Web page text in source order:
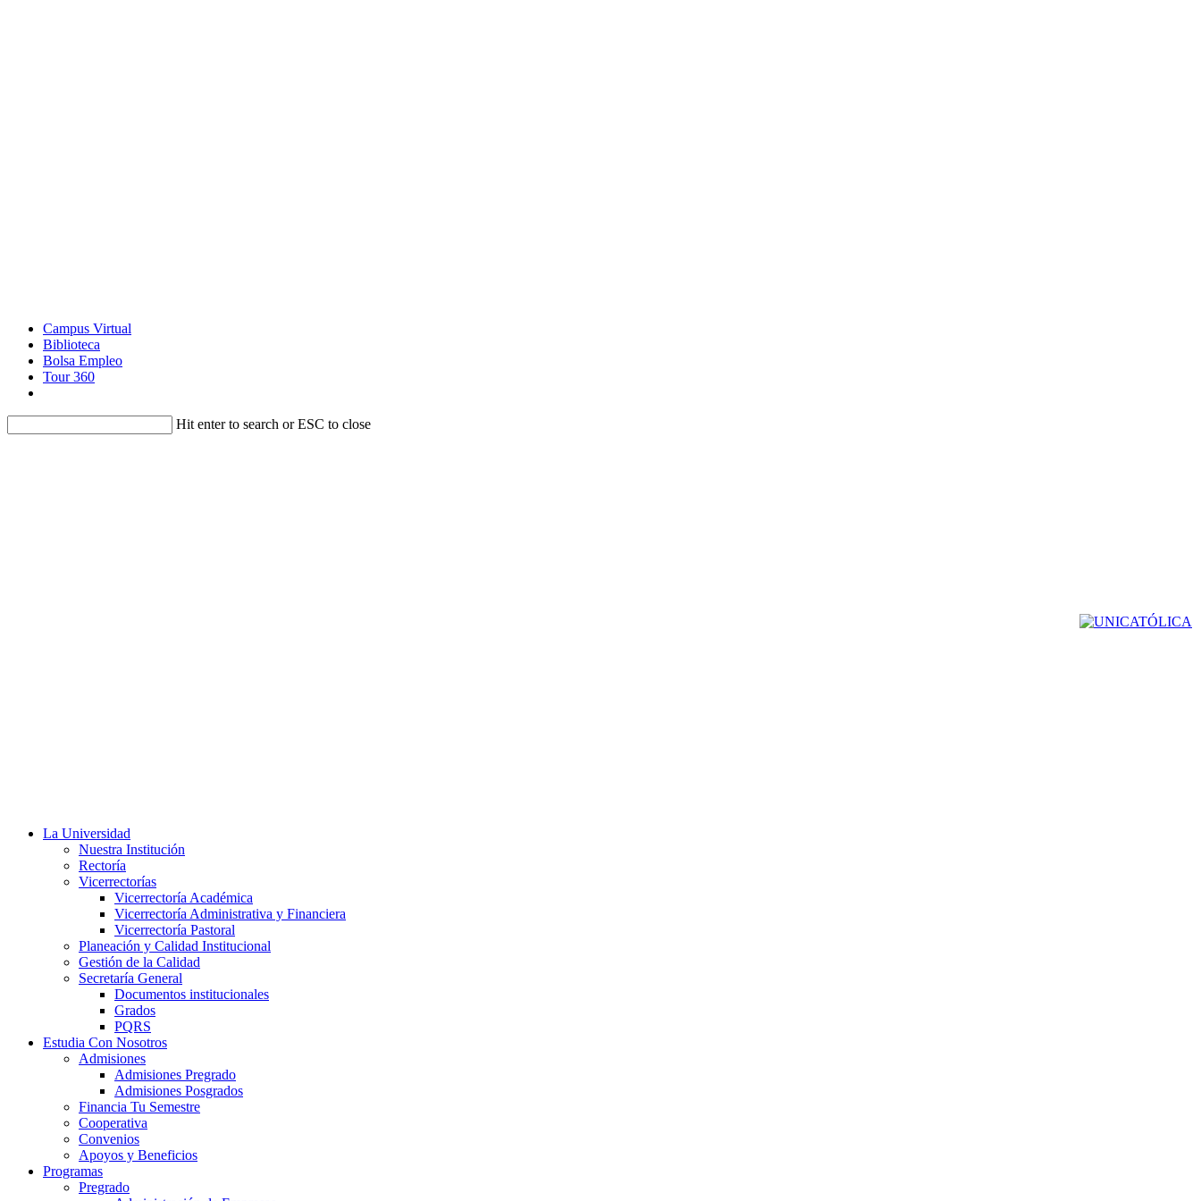
Campus Virtual
Biblioteca
Bolsa Empleo
Tour 360
Hit enter to search or ESC to close
La Universidad
Nuestra Institución
Rectoría
Vicerrectorías
Vicerrectoría Académica
Vicerrectoría Administrativa y Financiera
Vicerrectoría Pastoral
Planeación y Calidad Institucional
Gestión de la Calidad
Secretaría General
Documentos institucionales
Grados
PQRS
Estudia Con Nosotros
Admisiones
Admisiones Pregrado
Admisiones Posgrados
Financia Tu Semestre
Cooperativa
Convenios
Apoyos y Beneficios
Programas
Pregrado